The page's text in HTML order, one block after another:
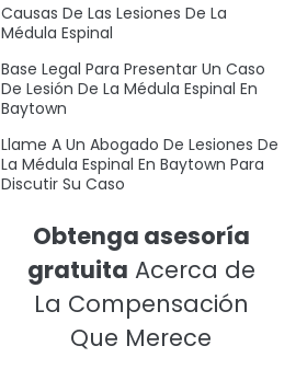
Causas De Las Lesiones De La
Médula Espinal
Base Legal Para Presentar Un Caso
De Lesión De La Médula Espinal En
Baytown
Llame A Un Abogado De Lesiones De
La Médula Espinal En Baytown Para
Discutir Su Caso
Obtenga asesoría
gratuita Acerca de
La Compensación
Que Merece